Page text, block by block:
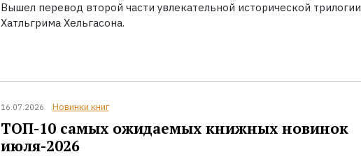
Вышел перевод второй части увлекательной исторической трилогии
Хатльгрима Хельгасона.
16.07.2026 Новинки книг
ТОП-10 самых ожидаемых книжных новинок
июля-2026